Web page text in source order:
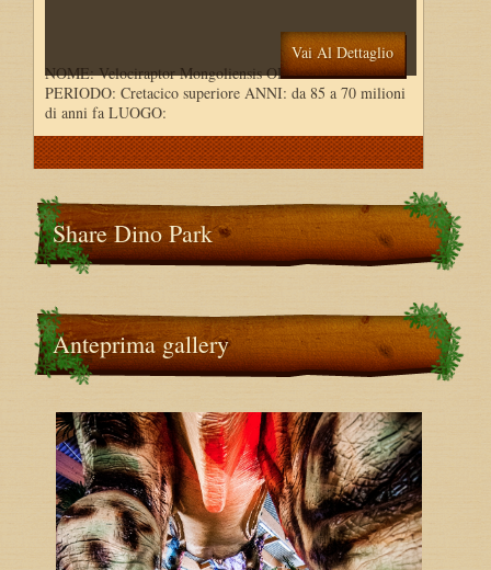
Vai Al Dettaglio
NOME: Velociraptor Mongoliensis ORDINE: Saurischi
PERIODO: Cretacico superiore ANNI: da 85 a 70 milioni
di anni fa LUOGO:
Share Dino Park
Anteprima gallery